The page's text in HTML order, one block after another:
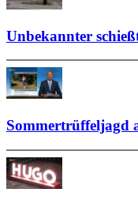
Unbekannter
Sommertrüffeljagd